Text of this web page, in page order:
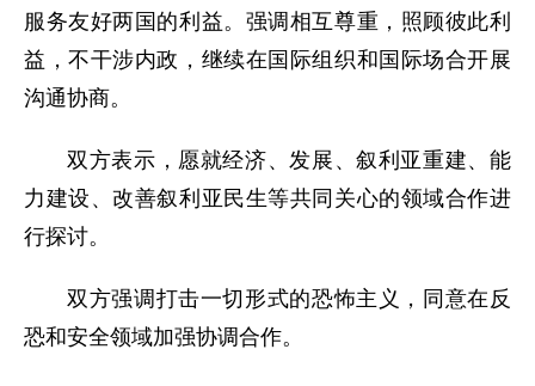
服务友好两国的利益。强调相互尊重，照顾彼此利
益，不干涉内政，继续在国际组织和国际场合开展
沟通协商。
双方表示，愿就经济、发展、叙利亚重建、能
力建设、改善叙利亚民生等共同关心的领域合作进
行探讨。
双方强调打击一切形式的恐怖主义，同意在反
恐和安全领域加强协调合作。